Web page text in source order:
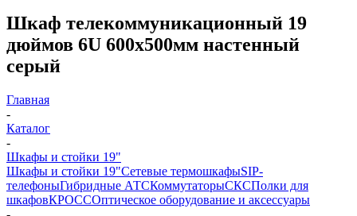
Шкаф телекоммуникационный 19
дюймов 6U 600х500мм настенный
cерый
Главная
-
Каталог
-
Шкафы и стойки 19"
Шкафы и стойки 19"Сетевые термошкафыSIP-
телефоныГибридные АТСКоммутаторыСКСПолки для
шкафовКРОССОптическое оборудование и аксессуары